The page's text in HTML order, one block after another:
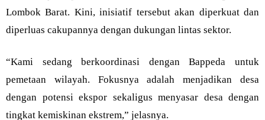
Lombok Barat. Kini, inisiatif tersebut akan diperkuat dan
diperluas cakupannya dengan dukungan lintas sektor.
“Kami sedang berkoordinasi dengan Bappeda untuk
pemetaan wilayah. Fokusnya adalah menjadikan desa
dengan potensi ekspor sekaligus menyasar desa dengan
tingkat kemiskinan ekstrem,” jelasnya.